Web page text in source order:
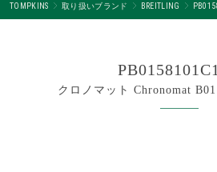
TOMPKINS 取り扱いブランド BREITLING
クロノマット Chronomat